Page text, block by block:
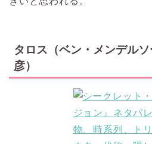
タロス（ベン・メンデル
彦）